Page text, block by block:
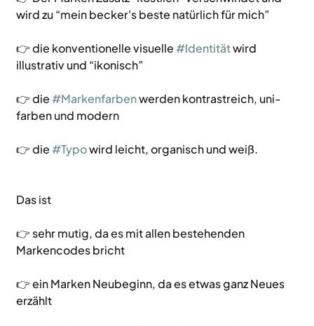
wird zu “mein becker's beste natürlich für mich”
👉 die konventionelle visuelle #Identität wird
illustrativ und “ikonisch”
👉 die #Markenfarben werden kontrastreich, uni-
farben und modern
👉 die #Typo wird leicht, organisch und weiß.
Das ist
👉 sehr mutig, da es mit allen bestehenden
Markencodes bricht
👉 ein Marken Neubeginn, da es etwas ganz Neues
erzählt